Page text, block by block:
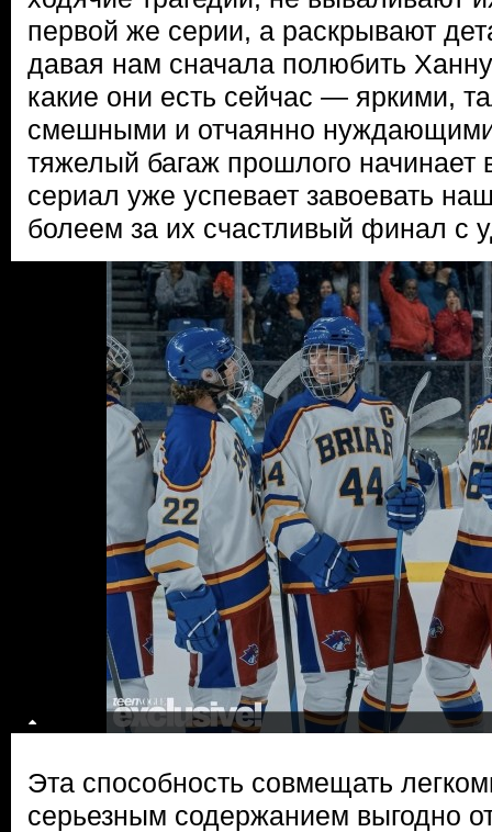
первой же серии, а раскрывают
давая нам сначала полюбить
какие они есть сейчас — яркими,
смешными и отчаянно
тяжелый багаж прошлого начинает
сериал уже успевает завоевать
болеем за их счастливый финал с
Эта способность совмещать
серьезным содержанием выгодно